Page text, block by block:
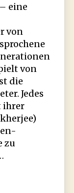
eine
von
von
die
Jedes
ihrer
zu